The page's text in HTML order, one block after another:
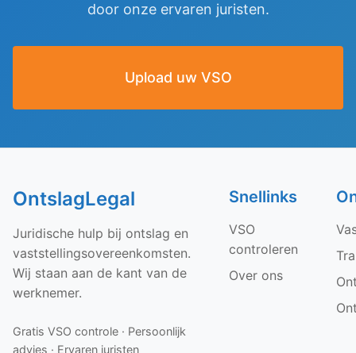
door onze ervaren juristen.
Upload uw VSO
OntslagLegal
Juridische hulp bij ontslag en
vaststellingsovereenkomsten.
Wij staan aan de kant van de
werknemer.
Gratis VSO controle · Persoonlijk
advies · Ervaren juristen
Snellinks
VSO
controleren
Over ons